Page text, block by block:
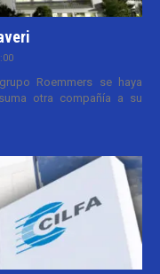
Roemmers se haya
otra compañía a su